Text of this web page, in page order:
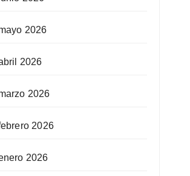
2026
2026
2026
2026
2026